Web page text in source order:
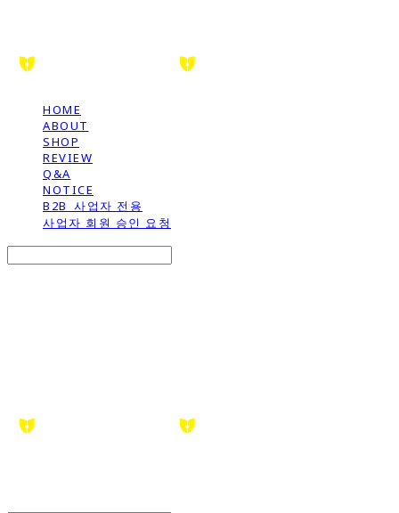
HOME
ABOUT
SHOP
REVIEW
Q&A
NOTICE
B2B_사업자 전용
사업자 회원 승인 요청